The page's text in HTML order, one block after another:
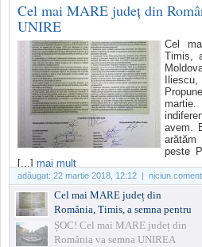
Cel mai MARE județ din
UNIRE
Cel
Timis,
martie.
avem.
peste
[...] mai mult
adăugat: 22 martie 2018, 12:12 | niciun
Cel mai MARE județ din
România, Timis, a semna pentru
UNIRE
ȘOC! Cel mai MARE județ din
România va semna UNIREA